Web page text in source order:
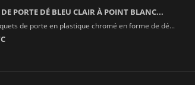
PORTE DÉ BLEU CLAIR À POINT BLANC...
de porte en plastique chromé en forme de dé...